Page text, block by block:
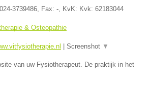
3739486, Fax: -, KvK: Kvk: 62183044
& Osteopathie
Screenshot ▼
van uw Fysiotherapeut. De praktijk in het